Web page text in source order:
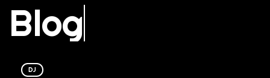
Blog
DJ